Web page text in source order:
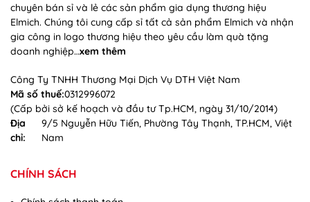
chuyên bán sỉ và lẻ các sản phẩm gia dụng thương hiệu
Elmich. Chúng tôi cung cấp sỉ tất cả sản phẩm Elmich và nhận
gia công in logo thương hiệu theo yêu cầu làm quà tặng
doanh nghiệp…xem thêm
Công Ty TNHH Thương Mại Dịch Vụ DTH Việt Nam
Mã số thuế:0312996072
(Cấp bởi sở kế hoạch và đầu tư Tp.HCM, ngày 31/10/2014)
Địa
chỉ:
9/5 Nguyễn Hữu Tiến, Phường Tây Thạnh, TP.HCM, Việt
Nam
CHÍNH SÁCH